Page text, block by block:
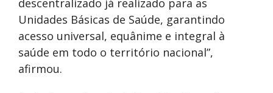
descentralizado já realizado para as
Unidades Básicas de Saúde, garantindo
acesso universal, equânime e integral à
saúde em todo o território nacional”,
afirmou.